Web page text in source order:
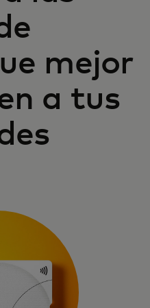
mejor
a tus